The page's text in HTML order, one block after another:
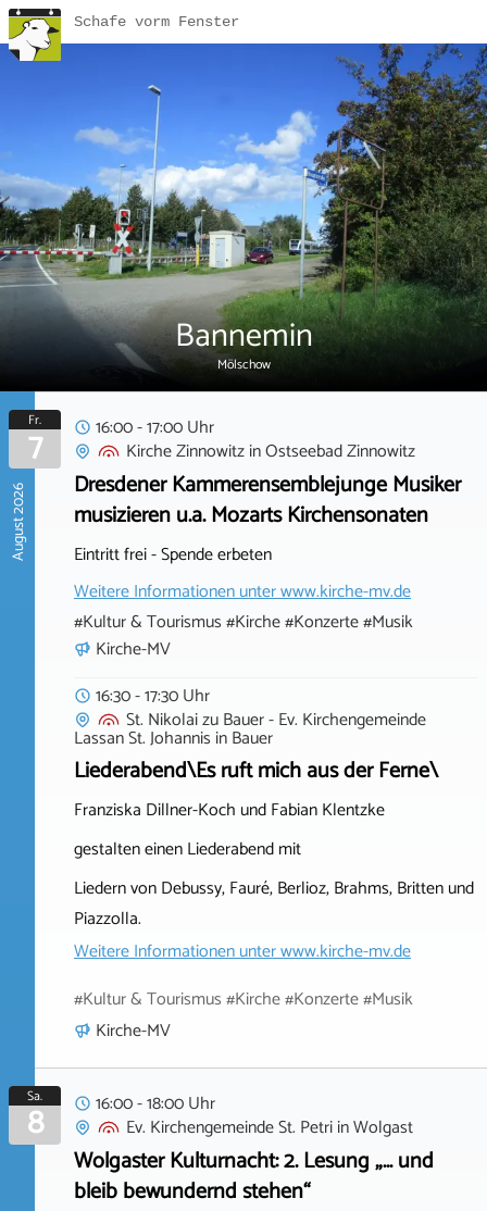
Schafe vorm Fenster
Bannemin
Mölschow
August 2026
Fr.
7
16:00 - 17:00 Uhr
Kirche ZinnowitzinOstseebad Zinnowitz
Dresdener Kammerensemblejunge Musiker
musizieren u.a. Mozarts Kirchensonaten
Eintritt frei - Spende erbeten
Weitere Informationen unterwww.kirche-mv.de
#Kultur & Tourismus #Kirche #Konzerte #Musik
Kirche-MV
16:30 - 17:30 Uhr
St. Nikolai zu Bauer - Ev. Kirchengemeinde
Lassan St. Johannis inBauer
Liederabend\Es ruft mich aus der Ferne\
Franziska Dillner-Koch und Fabian Klentzke
gestalten einen Liederabend mit
Liedern von Debussy, Fauré, Berlioz, Brahms, Britten und
Piazzolla.
Weitere Informationen unterwww.kirche-mv.de
#Kultur & Tourismus #Kirche #Konzerte #Musik
Kirche-MV
Sa.
8
16:00 - 18:00 Uhr
Ev. Kirchengemeinde St. PetriinWolgast
Wolgaster Kulturnacht: 2. Lesung „… und
bleib bewundernd stehen“